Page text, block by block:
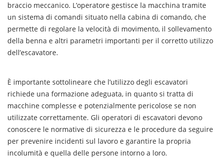
braccio meccanico. L’operatore gestisce la macchina tramite
un sistema di comandi situato nella cabina di comando, che
permette di regolare la velocità di movimento, il sollevamento
della benna e altri parametri importanti per il corretto utilizzo
dell’escavatore.
È importante sottolineare che l’utilizzo degli escavatori
richiede una formazione adeguata, in quanto si tratta di
macchine complesse e potenzialmente pericolose se non
utilizzate correttamente. Gli operatori di escavatori devono
conoscere le normative di sicurezza e le procedure da seguire
per prevenire incidenti sul lavoro e garantire la propria
incolumità e quella delle persone intorno a loro.